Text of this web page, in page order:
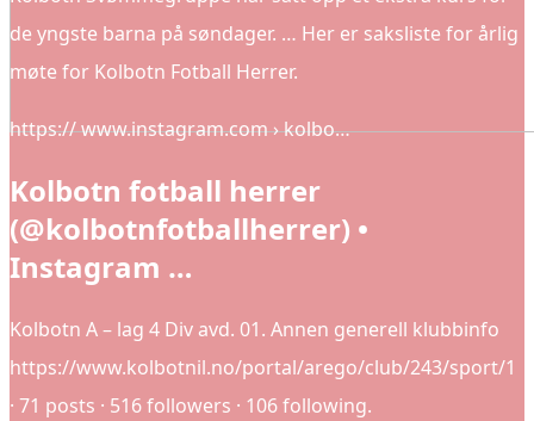
de yngste barna på søndager. … Her er saksliste for årlig
møte for Kolbotn Fotball Herrer.
https:// www.instagram.com › kolbo…
Kolbotn fotball herrer
(@kolbotnfotballherrer) •
Instagram …
Kolbotn A – lag 4 Div avd. 01. Annen generell klubbinfo
https://www.kolbotnil.no/portal/arego/club/243/sport/1
· 71 posts · 516 followers · 106 following.